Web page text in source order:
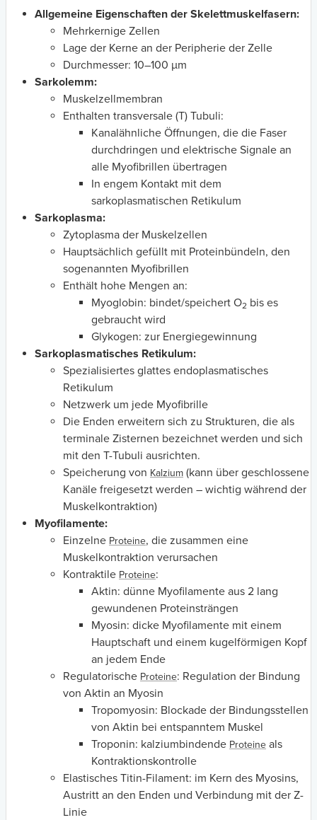
Allgemeine Eigenschaften der Skelettmuskelfasern:
Mehrkernige Zellen
Lage der Kerne an der Peripherie der Zelle
Durchmesser: 10–100 µm
Sarkolemm:
Muskelzellmembran
Enthalten transversale (T) Tubuli:
Kanalähnliche Öffnungen, die die Faser
durchdringen und elektrische Signale an
alle Myofibrillen übertragen
In engem Kontakt mit dem
sarkoplasmatischen Retikulum
Sarkoplasma:
Zytoplasma der Muskelzellen
Hauptsächlich gefüllt mit Proteinbündeln, den
sogenannten Myofibrillen
Enthält hohe Mengen an:
Myoglobin: bindet/speichert O2 bis es
gebraucht wird
Glykogen: zur Energiegewinnung
Sarkoplasmatisches Retikulum:
Spezialisiertes glattes endoplasmatisches
Retikulum
Netzwerk um jede Myofibrille
Die Enden erweitern sich zu Strukturen, die als
terminale Zisternen bezeichnet werden und sich
mit den T-Tubuli ausrichten.
Speicherung von Kalzium (kann über geschlossene
Kanäle freigesetzt werden – wichtig während der
Muskelkontraktion)
Myofilamente:
Einzelne Proteine, die zusammen eine
Muskelkontraktion verursachen
Kontraktile Proteine:
Aktin: dünne Myofilamente aus 2 lang
gewundenen Proteinsträngen
Myosin: dicke Myofilamente mit einem
Hauptschaft und einem kugelförmigen Kopf
an jedem Ende
Regulatorische Proteine: Regulation der Bindung
von Aktin an Myosin
Tropomyosin: Blockade der Bindungsstellen
von Aktin bei entspanntem Muskel
Troponin: kalziumbindende Proteine als
Kontraktionskontrolle
Elastisches Titin-Filament: im Kern des Myosins,
Austritt an den Enden und Verbindung mit der Z-
Linie